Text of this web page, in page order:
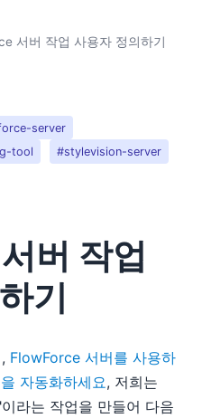
서버 작업 사용자 정의하기
server
tool #stylevision-server
버 작업
기
FlowForce 서버를 사용하
자동화하세요, 저희는
라는 작업을 만들어 다음